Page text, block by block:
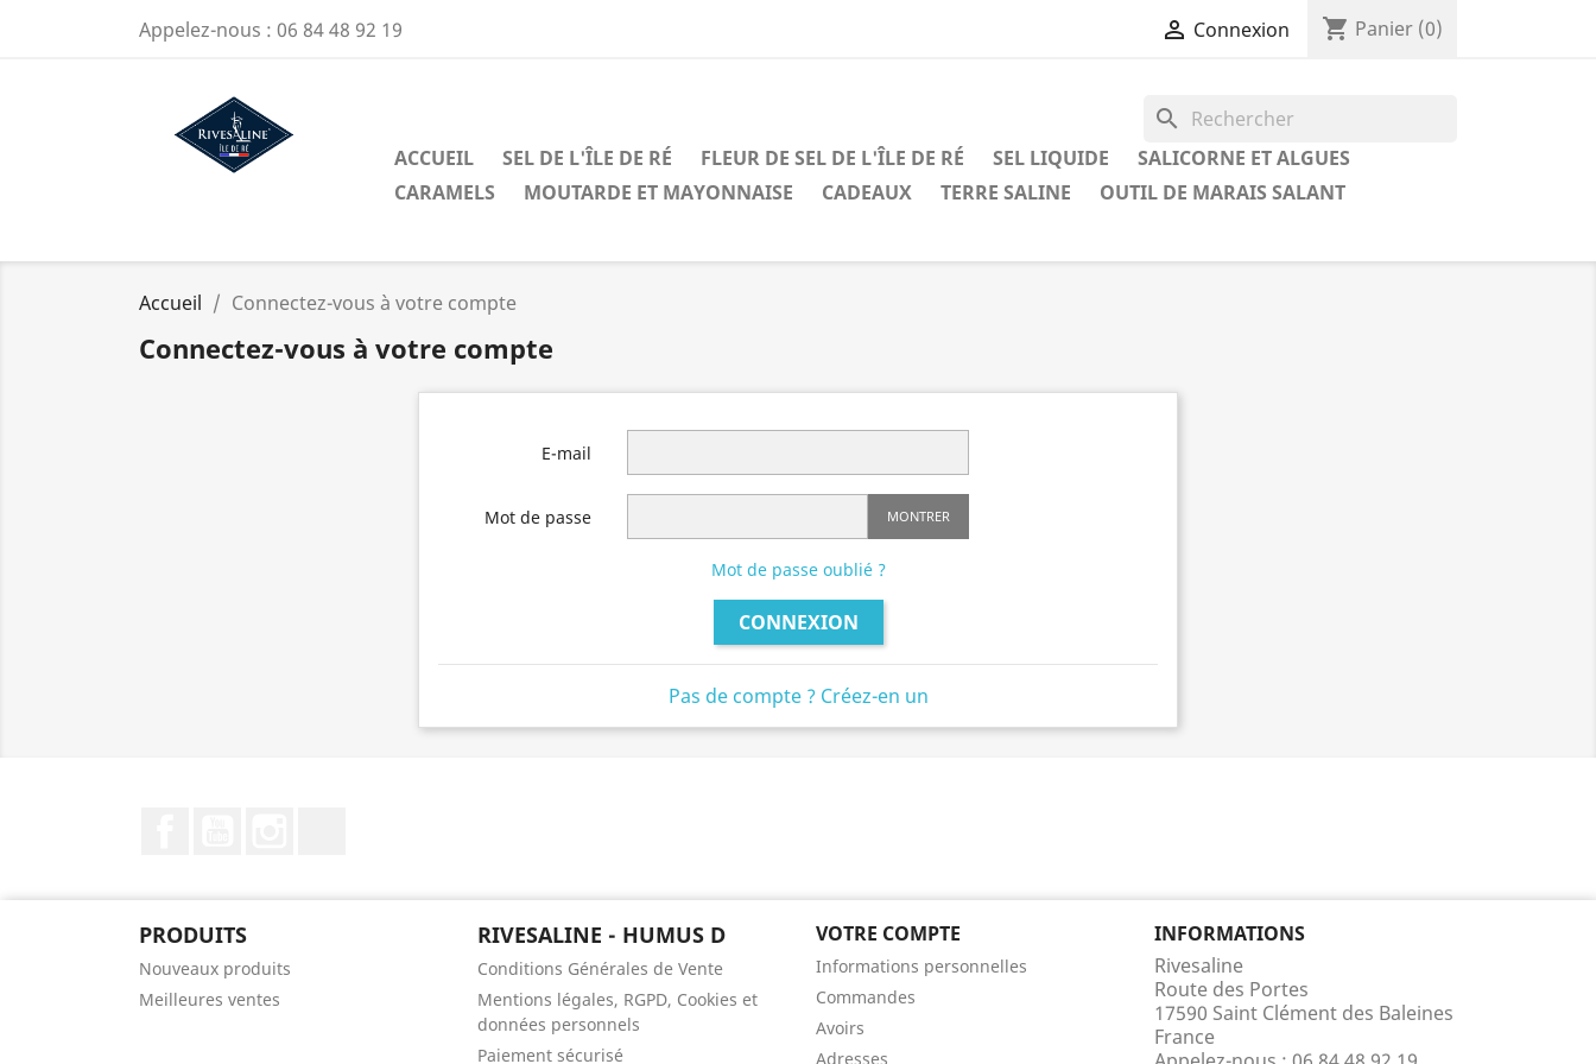
Appelez-nous : 06 84 48 92 19  Connexion shopping_cart Panier (0)
search
ACCUEIL SEL DE L'ÎLE DE RÉ FLEUR DE SEL DE L'ÎLE DE RÉ SEL LIQUIDE
SALICORNE ET ALGUES
CARAMELS
MOUTARDE ET MAYONNAISE CADEAUX TERRE SALINE OUTIL DE MARAIS SALANT
Accueil Connectez-vous à votre compte
Connectez-vous à votre compte
E-mail
Mot de passe MONTRER
Mot de passe oublié ?
CONNEXION
Pas de compte ? Créez-en un
PRODUITS
Nouveaux produits
Meilleures ventes
RIVESALINE - HUMUS D
Conditions Générales de Vente
Mentions légales, RGPD, Cookies et
données personnels
Paiement sécurisé
VOTRE COMPTE
Informations personnelles
Commandes
Avoirs
Adresses
INFORMATIONS
Rivesaline
Route des Portes
17590 Saint Clément des Baleines
France